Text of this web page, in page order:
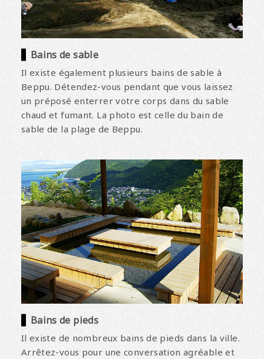
Bains de sable
Il existe également plusieurs bains de sable à
Beppu. Détendez-vous pendant que vous laissez
un préposé enterrer votre corps dans du sable
chaud et fumant. La photo est celle du bain de
sable de la plage de Beppu.
Bains de pieds
Il existe de nombreux bains de pieds dans la ville.
Arrêtez-vous pour une conversation agréable et